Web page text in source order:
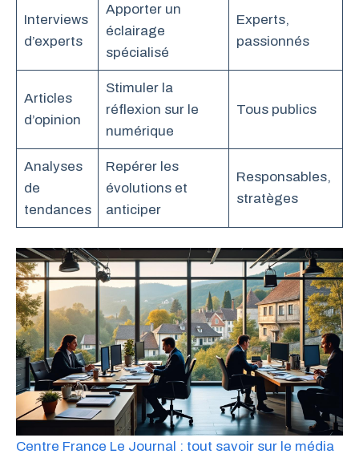
Interviews
d’experts
Apporter un
éclairage
spécialisé
Experts,
passionnés
Articles
d’opinion
Stimuler la
réflexion sur le
numérique
Tous publics
Analyses
de
tendances
Repérer les
évolutions et
anticiper
Responsables,
stratèges
Centre France Le Journal : tout savoir sur le média